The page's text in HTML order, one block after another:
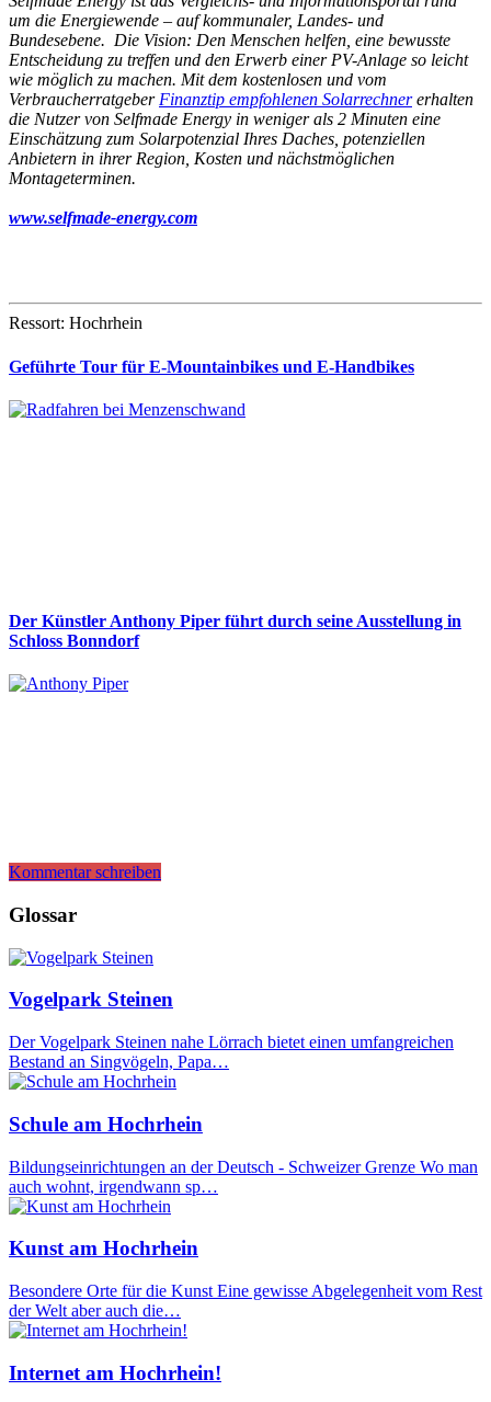
um die Energiewende – auf kommunaler, Landes- und
Bundesebene. Die Vision: Den Menschen helfen, eine bewusste
Entscheidung zu treffen und den Erwerb einer PV-Anlage so leicht
wie möglich zu machen. Mit dem kostenlosen und vom
Verbraucherratgeber Finanztip empfohlenen Solarrechnererhalten
die Nutzer von Selfmade Energy in weniger als 2 Minuten eine
Einschätzung zum Solarpotenzial Ihres Daches, potenziellen
Anbietern in ihrer Region, Kosten und nächstmöglichen
Montageterminen.
www.selfmade-energy.com
Ressort: Hochrhein
Geführte Tour für E-Mountainbikes und E-Handbikes
Der Künstler Anthony Piper führt durch seine Ausstellung in
Schloss Bonndorf
Kommentar schreiben
Glossar
Vogelpark Steinen
Der Vogelpark Steinen nahe Lörrach bietet einen umfangreichen
Bestand an Singvögeln, Papa…
Schule am Hochrhein
Bildungseinrichtungen an der Deutsch - Schweizer Grenze Wo man
auch wohnt, irgendwann sp…
Kunst am Hochrhein
Besondere Orte für die Kunst Eine gewisse Abgelegenheit vom Rest
der Welt aber auch die…
Internet am Hochrhein!